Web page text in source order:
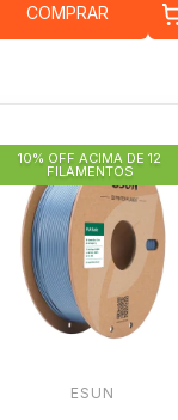
COMPRAR
10% OFF ACIMA DE 12
FILAMENTOS
ESUN